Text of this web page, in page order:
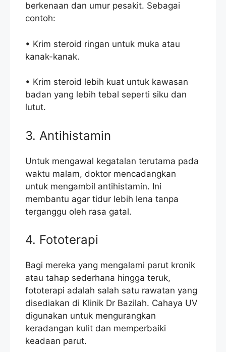
berkenaan dan umur pesakit. Sebagai
contoh:
• Krim steroid ringan untuk muka atau
kanak-kanak.
• Krim steroid lebih kuat untuk kawasan
badan yang lebih tebal seperti siku dan
lutut.
3. Antihistamin
Untuk mengawal kegatalan terutama pada
waktu malam, doktor mencadangkan
untuk mengambil antihistamin. Ini
membantu agar tidur lebih lena tanpa
terganggu oleh rasa gatal.
4. Fototerapi
Bagi mereka yang mengalami parut kronik
atau tahap sederhana hingga teruk,
fototerapi adalah salah satu rawatan yang
disediakan di Klinik Dr Bazilah. Cahaya UV
digunakan untuk mengurangkan
keradangan kulit dan memperbaiki
keadaan parut.